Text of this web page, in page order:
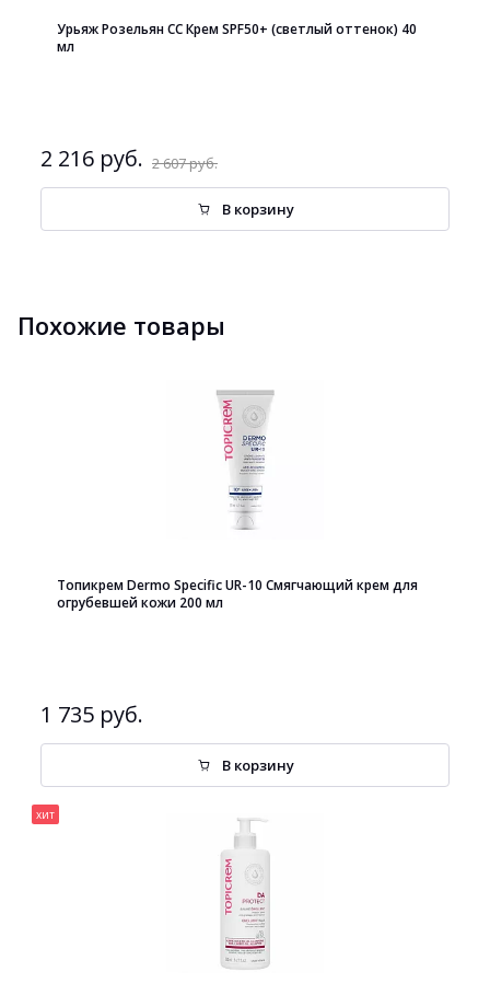
Урьяж Розельян СС Крем SPF50+ (светлый оттенок) 40
мл
2 216 руб. 2 607 руб.
В корзину
Похожие товары
Топикрем Dermo Specific UR-10 Cмягчающий крем для
огрубевшей кожи 200 мл
1 735 руб.
В корзину
хит